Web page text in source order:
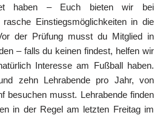
haben – Euch bieten wir bei
rasche Einstiegsmöglichkeiten in die
der Prüfung musst du Mitglied in
– falls du keinen findest, helfen wir
Interesse am Fußball haben.
zehn Lehrabende pro Jahr, von
besuchen musst. Lehrabende finden
in der Regel am letzten Freitag im